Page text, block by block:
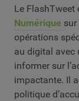
Le FlashTweet
Numérique
opérations
au digital avec
informer sur
impactante. Il
politique